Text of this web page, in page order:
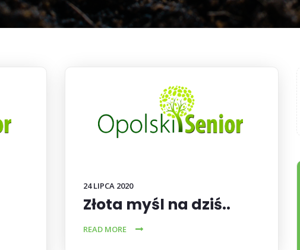
24 LIPCA 2020
Złota myśl na dziś..
READ MORE